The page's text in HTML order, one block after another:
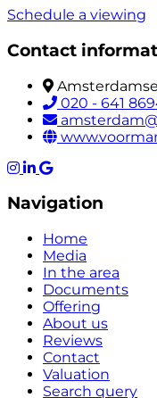
Schedule a viewing
Contact
020 - 641
Navigation
Home
Media
In the area
Documents
Offering
About us
Reviews
Contact
Valuation
Search query